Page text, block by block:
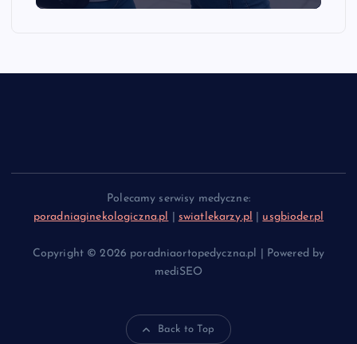
Polecamy serwisy medyczne:
poradniaginekologiczna.pl
swiatlekarzy.pl usgbioder.pl
Copyright © 2026 poradniaortopedyczna.pl | Powered by
mediSEO
Back to Top